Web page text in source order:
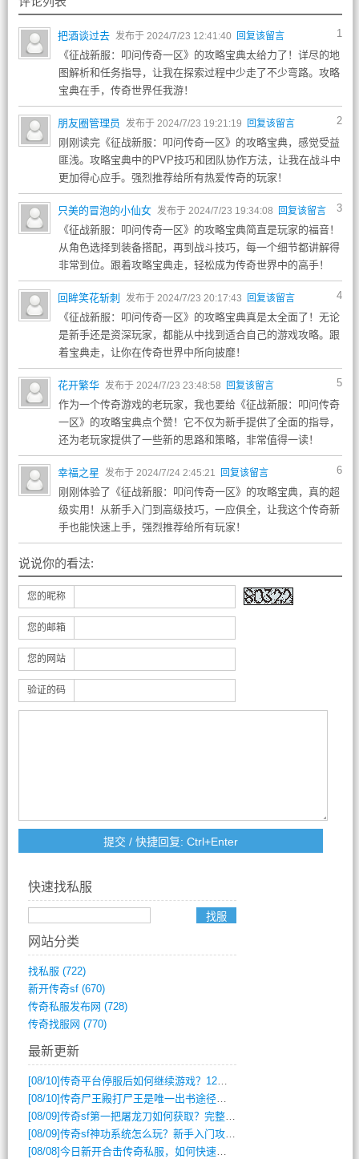
1
把酒谈过去 发布于 2024/7/23 12:41:40 回复该留言
《征战新服：叩问传奇一区》的攻略宝典太给力了！详尽的地
图解析和任务指导，让我在探索过程中少走了不少弯路。攻略
宝典在手，传奇世界任我游！
2
朋友圈管理员 发布于 2024/7/23 19:21:19 回复该留言
刚刚读完《征战新服：叩问传奇一区》的攻略宝典，感觉受益
匪浅。攻略宝典中的PVP技巧和团队协作方法，让我在战斗中
更加得心应手。强烈推荐给所有热爱传奇的玩家！
3
只美的冒泡的小仙女 发布于 2024/7/23 19:34:08 回复该留言
《征战新服：叩问传奇一区》的攻略宝典简直是玩家的福音！
从角色选择到装备搭配，再到战斗技巧，每一个细节都讲解得
非常到位。跟着攻略宝典走，轻松成为传奇世界中的高手！
4
回眸笑花斩刺 发布于 2024/7/23 20:17:43 回复该留言
《征战新服：叩问传奇一区》的攻略宝典真是太全面了！无论
是新手还是资深玩家，都能从中找到适合自己的游戏攻略。跟
着宝典走，让你在传奇世界中所向披靡！
5
花开繁华 发布于 2024/7/23 23:48:58 回复该留言
作为一个传奇游戏的老玩家，我也要给《征战新服：叩问传奇
一区》的攻略宝典点个赞！它不仅为新手提供了全面的指导，
还为老玩家提供了一些新的思路和策略，非常值得一读！
6
幸福之星 发布于 2024/7/24 2:45:21 回复该留言
刚刚体验了《征战新服：叩问传奇一区》的攻略宝典，真的超
级实用！从新手入门到高级技巧，一应俱全，让我这个传奇新
手也能快速上手，强烈推荐给所有玩家！
说说你的看法:
您的昵称
您的邮箱
您的网站
验证的码
快速找私服
网站分类
找私服 (722)
新开传奇sf(670)
传奇私服发布网 (728)
传奇找服网 (770)
最新更新
[08/10]传奇平台停服后如何继续游戏？12月6日停服影响攻略吗？
[08/10]传奇尸王殿打尸王是唯一出书途径吗？
[08/09]传奇sf第一把屠龙刀如何获取？完整攻略揭秘
[08/09]传奇sf神功系统怎么玩？新手入门攻略全解析
[08/08]今日新开合击传奇私服，如何快速提升角色战力？